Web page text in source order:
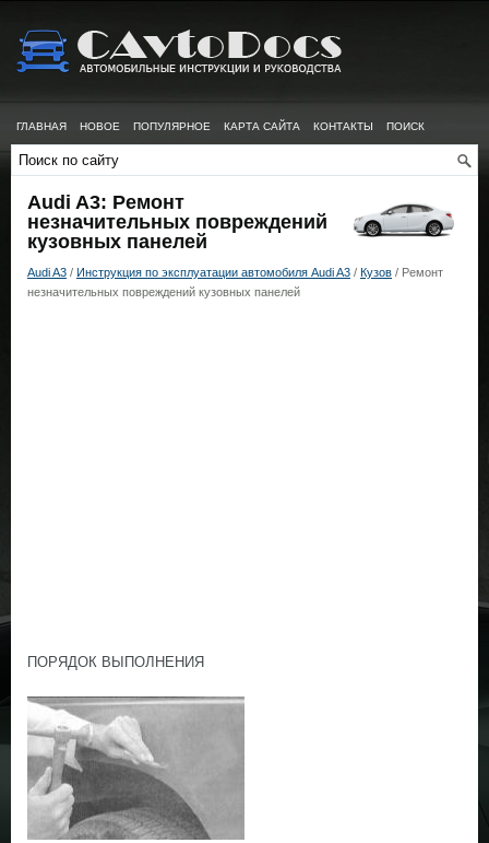
ГЛАВНАЯ НОВОЕ ПОПУЛЯРНОЕ КАРТА САЙТА КОНТАКТЫ ПОИСК
Audi A3: Ремонт
незначительных повреждений
кузовных панелей
Audi A3 / Инструкция по эксплуатации автомобиля Audi A3 / Кузов / Ремонт
незначительных повреждений кузовных панелей
ПОРЯДОК ВЫПОЛНЕНИЯ